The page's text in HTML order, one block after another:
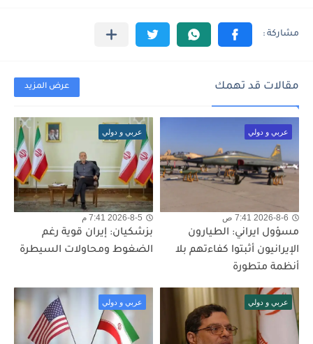
مقالات قد تهمك عرض المزيد
عربي و دولي
2026-8-6 7:41 ص
مسؤول ايراني: الطيارون
الإيرانيون أثبتوا كفاءتهم بلا
أنظمة متطورة
عربي و دولي
2026-8-5 7:41 م
بزشكيان: إيران قوية رغم
الضغوط ومحاولات السيطرة
عربي و دولي عربي و دولي